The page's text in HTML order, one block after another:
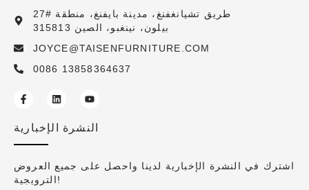
27# طريق تشيانغفنغ، مدينة بايفنغ، منطقة
بيلون، نينغبو، الصين 315813
JOYCE@TAISENFURNITURE.COM
0086 13858364637
النشرة الإخبارية
اشترك في النشرة الإخبارية لدينا واحصل على جميع العروض
الترويجية!